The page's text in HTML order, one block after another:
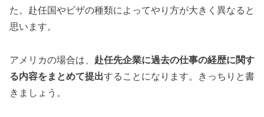
た。赴任国やビザの種類によってやり方が大きく異なると
思います。
アメリカの場合は、 赴任先企業に過去の仕事の経歴に関す
る内容をまとめて提出することになります。きっちりと書
きましょう。